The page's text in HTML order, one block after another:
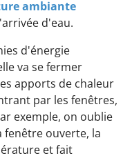
ambiante
d'eau.
d'énergie
va se fermer
apports de chaleur
par les fenêtres,
exemple, on oublie
fenêtre ouverte, la
et fait